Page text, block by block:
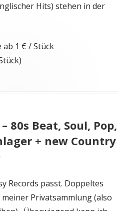
Hits) stehen in der
1 € / Stück
80s Beat, Soul, Pop,
+ new Country
Records passt. Doppeltes
Privatsammlung (also